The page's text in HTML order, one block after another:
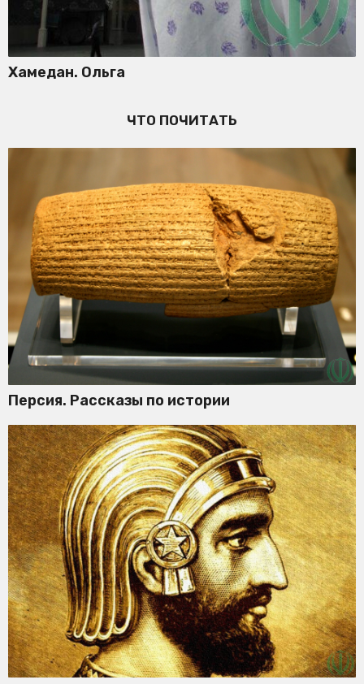
Хамедан. Ольга
ЧТО ПОЧИТАТЬ
Персия. Рассказы по истории